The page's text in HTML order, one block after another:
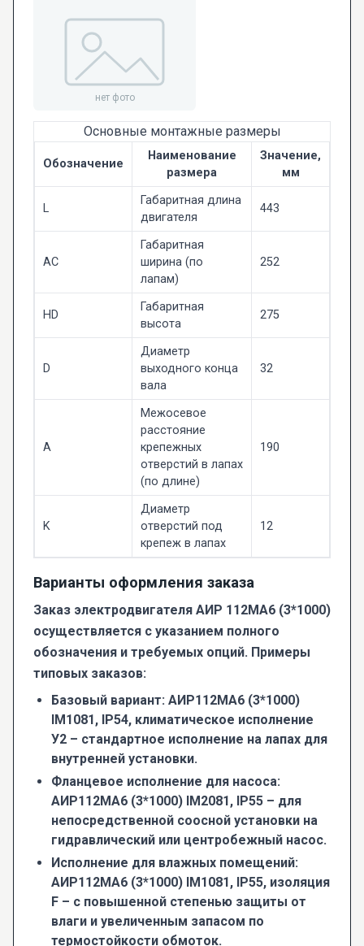
Основные монтажные размеры
Обозначение
Наименование
размера
Значение,
мм
L
Габаритная длина
двигателя
443
AC
Габаритная
ширина (по
лапам)
252
HD
Габаритная
высота
275
D
Диаметр
выходного конца
вала
32
A
Межосевое
расстояние
крепежных
отверстий в лапах
(по длине)
190
K
Диаметр
отверстий под
крепеж в лапах
12
Варианты оформления заказа
Заказ электродвигателя АИР 112МА6 (3*1000)
осуществляется с указанием полного
обозначения и требуемых опций. Примеры
типовых заказов:
Базовый вариант: АИР112МА6 (3*1000)
IM1081, IP54, климатическое исполнение
У2 – стандартное исполнение на лапах для
внутренней установки.
Фланцевое исполнение для насоса:
АИР112МА6 (3*1000) IM2081, IP55 – для
непосредственной соосной установки на
гидравлический или центробежный насос.
Исполнение для влажных помещений:
АИР112МА6 (3*1000) IM1081, IP55, изоляция
F – с повышенной степенью защиты от
влаги и увеличенным запасом по
термостойкости обмоток.